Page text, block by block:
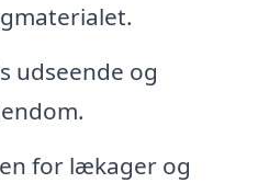
udseende og
for lækager og